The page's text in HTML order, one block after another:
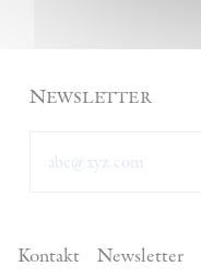
Newsletter
Kontakt Newsletter